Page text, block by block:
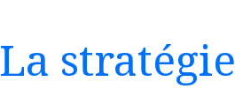
La stratégie